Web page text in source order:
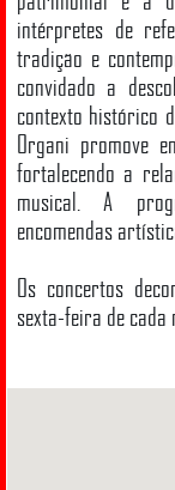
intérpretes de
tradição e
convidado a
contexto histórico
Organi promove
fortalecendo a
musical. A
encomendas
Os concertos
sexta-feira de cada